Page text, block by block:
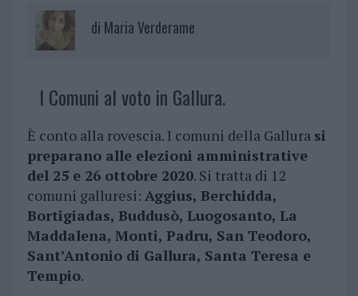
di Maria Verderame
I Comuni al voto in Gallura.
È conto alla rovescia. I comuni della Gallura si
preparano alle elezioni amministrative
del 25 e 26 ottobre 2020. Si tratta di 12
comuni galluresi: Aggius, Berchidda,
Bortigiadas, Buddusò, Luogosanto, La
Maddalena, Monti, Padru, San Teodoro,
Sant’Antonio di Gallura, Santa Teresa e
Tempio.